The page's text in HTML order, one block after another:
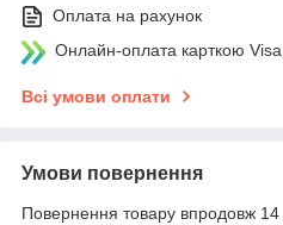
Оплата на рахунок
Онлайн-оплата карткою
Всі умови оплати
Умови повернення
Повернення товару впродовж 14